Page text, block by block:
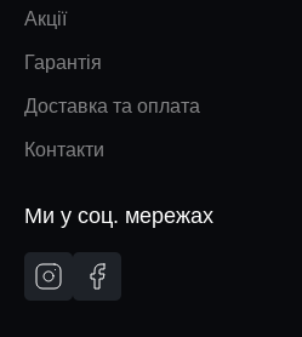
Акції
Гарантія
Доставка та оплата
Контакти
Ми у соц. мережах